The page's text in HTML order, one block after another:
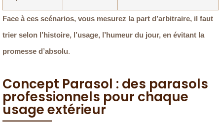
Face à ces scénarios, vous mesurez la part d’arbitraire, il faut
trier selon l’histoire, l’usage, l’humeur du jour, en évitant la
promesse d’absolu.
Concept Parasol : des parasols
professionnels pour chaque
usage extérieur